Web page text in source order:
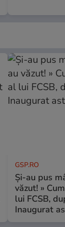
GSP.RO
Și-au pus
văzut! »
lui FCSB,
Inaugurat